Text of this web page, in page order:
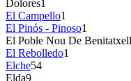
Dolores1
El Campello1
El Pinós - Pinoso1
El Poble Nou De
El Rebolledo1
Elche54
Elda9